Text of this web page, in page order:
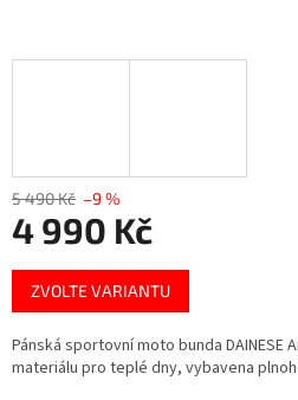
5 490 Kč –9 %
4 990 Kč
Měrná
cena:
ZVOLTE VARIANTU
Pánská sportovní moto bunda DAINESE
materiálu pro teplé dny, vybavena